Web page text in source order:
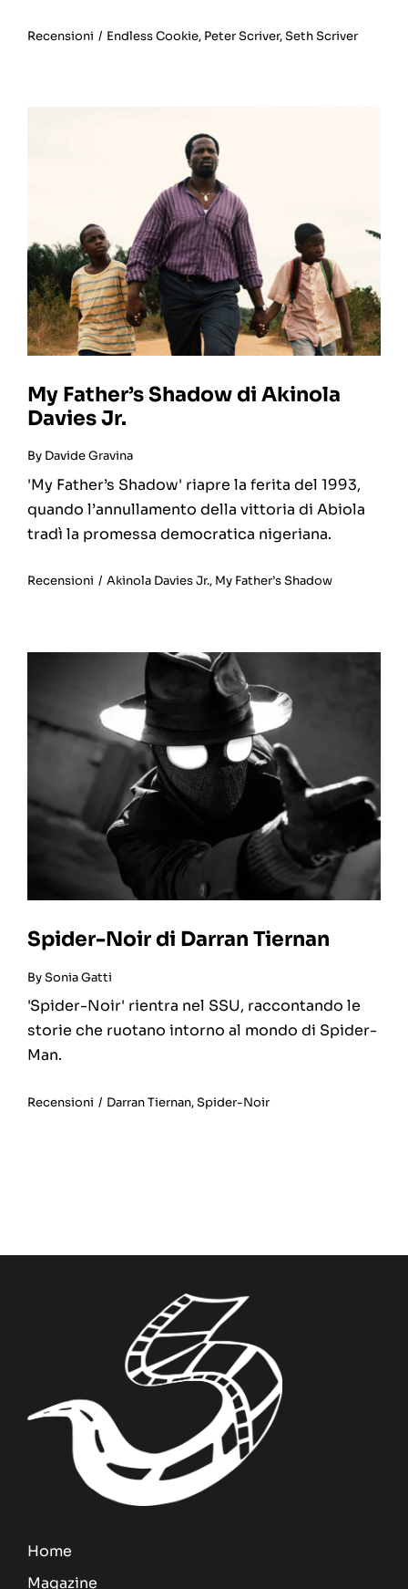
Recensioni / Endless Cookie, Peter Scriver,Seth Scriver
My Father’s Shadow di Akinola
Davies Jr.
By Davide Gravina
'My Father’s Shadow' riapre la ferita del 1993,
quando l’annullamento della vittoria di Abiola
tradì la promessa democratica nigeriana.
Recensioni / Akinola Davies Jr., My Father’s Shadow
Spider-Noir di Darran Tiernan
BySonia Gatti
'Spider-Noir' rientra nel SSU, raccontando le
storie che ruotano intorno al mondo di Spider-
Man.
Recensioni / Darran Tiernan,Spider-Noir
Home
Magazine